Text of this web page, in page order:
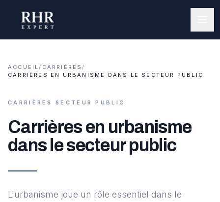
ACCUEIL/ CARRIÈRES/
CARRIÈRES EN URBANISME DANS LE SECTEUR PUBLIC
CARRIÈRES SECTEUR PUBLIC
Carrières en urbanisme
dans le secteur public
L'urbanisme joue un rôle essentiel dans le